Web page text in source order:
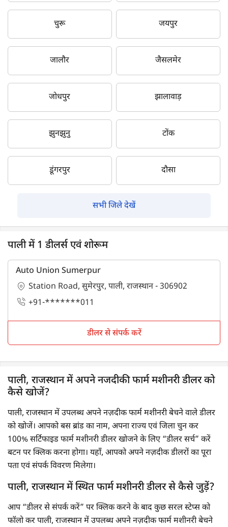
चुरू जयपुर
जालौर जैसलमेर
जोधपुर झालावाड़
झुनझुनु टोंक
डूंगरपुर दौसा
सभी जिले देखें
पाली में 1 डीलर्स एवं शोरूम
Auto Union Sumerpur
Station Road, सुमेरपुर, पाली, राजस्थान - 306902
+91-*******011
डीलर से संपर्क करें
पाली, राजस्थान में अपने नजदीकी फार्म मशीनरी डीलर को
कैसे खोजें?
पाली, राजस्थान में उपलब्ध अपने नज़दीक फार्म मशीनरी बेचने वाले डीलर
को खोजें। आपको बस ब्रांड का नाम, अपना राज्य एवं जिला चुन कर
100% सर्टिफाइड फार्म मशीनरी डीलर खोजने के लिए “डीलर सर्च” करें
बटन पर क्लिक करना होगा। यहाँ, आपको अपने नज़दीक डीलरों का पूरा
पता एवं संपर्क विवरण मिलेगा।
पाली, राजस्थान में स्थित फार्म मशीनरी डीलर से कैसे जुड़ें?
आप “डीलर से संपर्क करें” पर क्लिक करने के बाद कुछ सरल स्टेप्स को
फॉलो कर पाली, राजस्थान में उपलब्ध अपने नज़दीक फार्म मशीनरी बेचने